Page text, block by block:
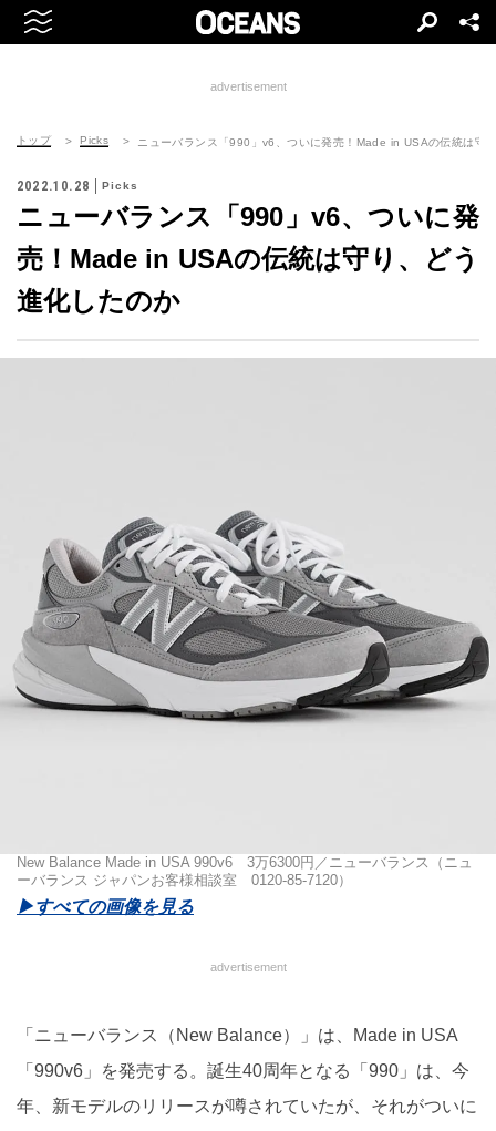
advertisement
トップ Picks ニューバランス「990」v6、ついに発売！Made in USAの伝統は守
2022.10.28 Picks
ニューバランス「990」v6、ついに発
売！Made in USAの伝統は守り、どう
進化したのか
New Balance Made in USA 990v6 3万6300円／ニューバランス（ニュ
ーバランス ジャパンお客様相談室 0120-85-7120）
▶︎すべての画像を見る
advertisement
「ニューバランス（New Balance）」は、Made in USA
「990v6」を発売する。誕生40周年となる「990」は、今
年、新モデルのリリースが噂されていたが、それがついに